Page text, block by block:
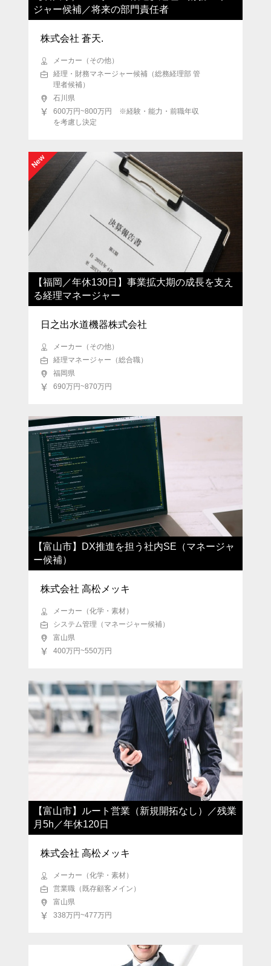
ジャー候補／将来の部門責任者
株式会社 蒼天.
メーカー（その他）
経理・財務マネージャー候補（総務経理部 管
理者候補）
石川県
600万円~800万円 ※経験・能力・前職年収
を考慮し決定
【福岡／年休130日】事業拡大期の成長を支え
る経理マネージャー
New
日之出水道機器株式会社
メーカー（その他）
経理マネージャー（総合職）
福岡県
690万円~870万円
【富山市】DX推進を担う社内SE（マネージャ
ー候補）
株式会社 高松メッキ
メーカー（化学・素材）
システム管理（マネージャー候補）
富山県
400万円~550万円
【富山市】ルート営業（新規開拓なし）／残業
月5h／年休120日
株式会社 高松メッキ
メーカー（化学・素材）
営業職（既存顧客メイン）
富山県
338万円~477万円